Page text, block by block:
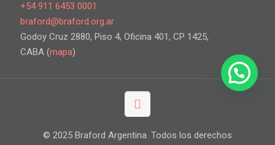
+54 911 6453 0001
braford@braford.org.ar
Godoy Cruz 2880, Piso 4, Oficina 401, CP 1425,
CABA (mapa)
© 2025 Braford Argentina. Todos los derechos